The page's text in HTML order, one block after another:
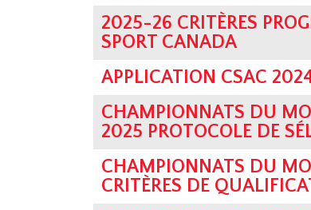
2025-26 CRITÈRES
SPORT CANADA
APPLICATION CSAC
CHAMPIONNATS DU
2025 PROTOCOLE DE
CHAMPIONNATS DU
CRITÈRES DE